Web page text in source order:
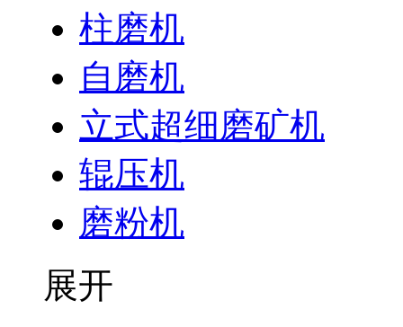
柱磨机
自磨机
立式超细磨矿机
辊压机
磨粉机
展开